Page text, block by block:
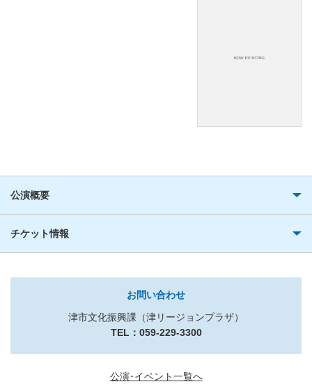
公演概要
チケット情報
お問い合わせ
津市文化振興課（津リージョンプラザ）
TEL：059-229-3300
公演･イベント一覧へ